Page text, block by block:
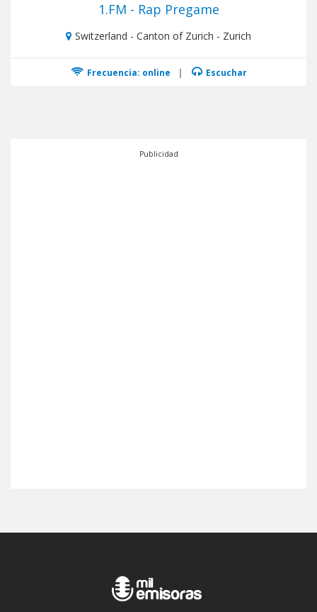
1.FM - Rap Pregame
Switzerland - Canton of Zurich - Zurich
Frecuencia: online | Escuchar
Publicidad